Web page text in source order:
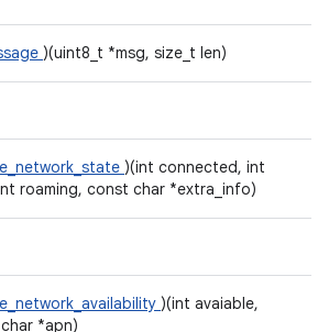
)(uint8_t *msg, size_t len)
)(int connected, int
roaming, const char *extra_info)
)(int avaiable,
*apn)